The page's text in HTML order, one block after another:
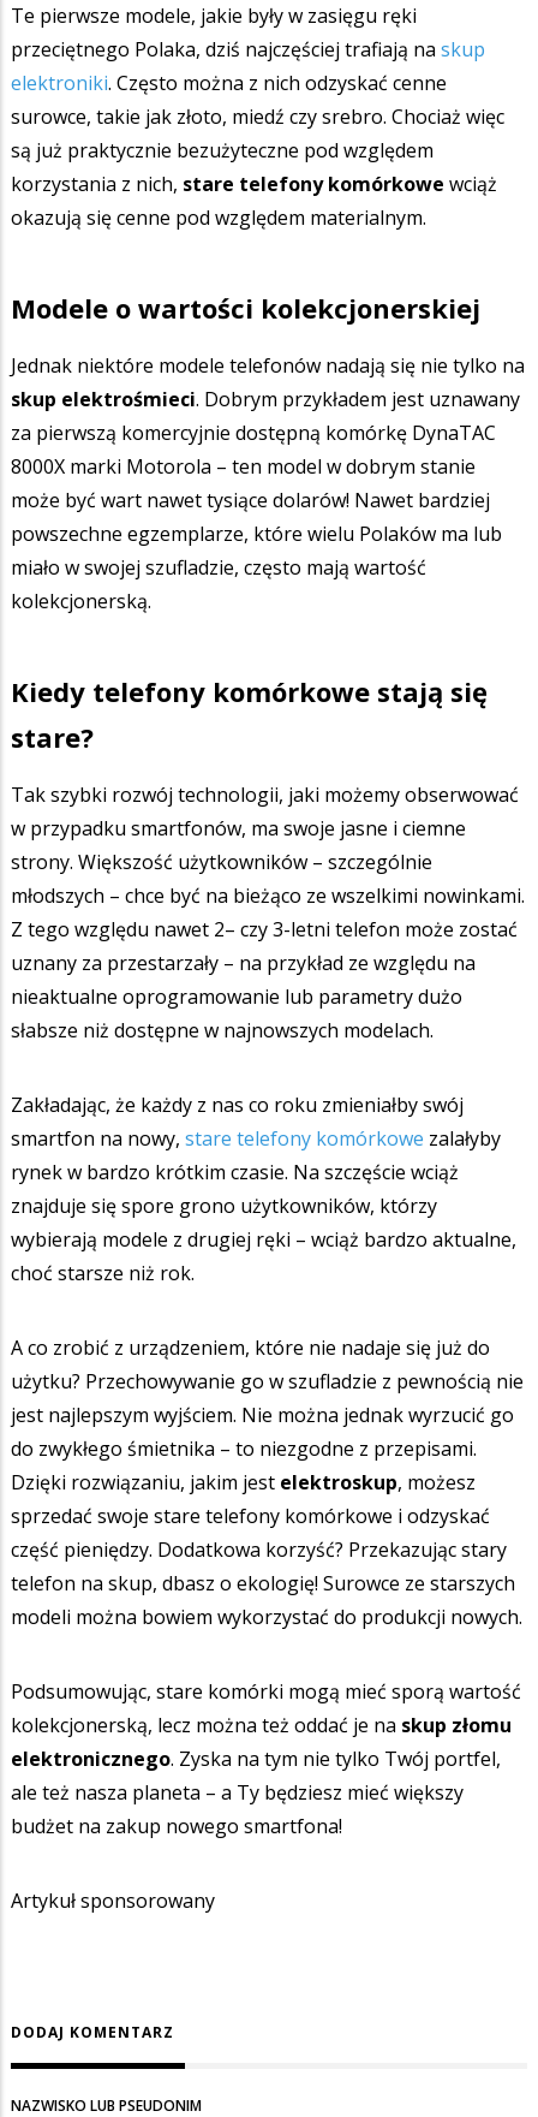
Te pierwsze modele, jakie były w zasięgu ręki
przeciętnego Polaka, dziś najczęściej trafiają na skup
elektroniki. Często można z nich odzyskać cenne
surowce, takie jak złoto, miedź czy srebro. Chociaż więc
są już praktycznie bezużyteczne pod względem
korzystania z nich, stare telefony komórkowe wciąż
okazują się cenne pod względem materialnym.
Modele o wartości kolekcjonerskiej
Jednak niektóre modele telefonów nadają się nie tylko na
skup elektrośmieci. Dobrym przykładem jest uznawany
za pierwszą komercyjnie dostępną komórkę DynaTAC
8000X marki Motorola – ten model w dobrym stanie
może być wart nawet tysiące dolarów! Nawet bardziej
powszechne egzemplarze, które wielu Polaków ma lub
miało w swojej szufladzie, często mają wartość
kolekcjonerską.
Kiedy telefony komórkowe stają się
stare?
Tak szybki rozwój technologii, jaki możemy obserwować
w przypadku smartfonów, ma swoje jasne i ciemne
strony. Większość użytkowników – szczególnie
młodszych – chce być na bieżąco ze wszelkimi nowinkami.
Z tego względu nawet 2– czy 3-letni telefon może zostać
uznany za przestarzały – na przykład ze względu na
nieaktualne oprogramowanie lub parametry dużo
słabsze niż dostępne w najnowszych modelach.
Zakładając, że każdy z nas co roku zmieniałby swój
smartfon na nowy, stare telefony komórkowe zalałyby
rynek w bardzo krótkim czasie. Na szczęście wciąż
znajduje się spore grono użytkowników, którzy
wybierają modele z drugiej ręki – wciąż bardzo aktualne,
choć starsze niż rok.
A co zrobić z urządzeniem, które nie nadaje się już do
użytku? Przechowywanie go w szufladzie z pewnością nie
jest najlepszym wyjściem. Nie można jednak wyrzucić go
do zwykłego śmietnika – to niezgodne z przepisami.
Dzięki rozwiązaniu, jakim jest elektroskup, możesz
sprzedać swoje stare telefony komórkowe i odzyskać
część pieniędzy. Dodatkowa korzyść? Przekazując stary
telefon na skup, dbasz o ekologię! Surowce ze starszych
modeli można bowiem wykorzystać do produkcji nowych.
Podsumowując, stare komórki mogą mieć sporą wartość
kolekcjonerską, lecz można też oddać je na skup złomu
elektronicznego. Zyska na tym nie tylko Twój portfel,
ale też nasza planeta – a Ty będziesz mieć większy
budżet na zakup nowego smartfona!
Artykuł sponsorowany
DODAJ KOMENTARZ
NAZWISKO LUB PSEUDONIM